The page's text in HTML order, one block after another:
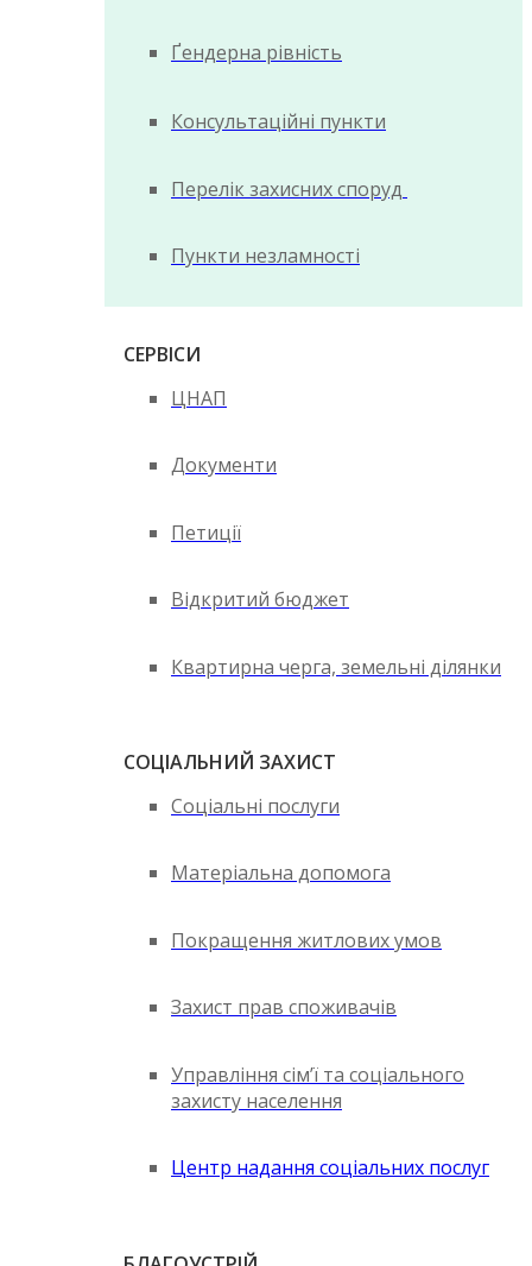
Ґендерна рівність
Консультаційні пункти
Перелік захисних споруд
Пункти незламності
СЕРВІСИ
ЦНАП
Документи
Петиції
Відкритий бюджет
Квартирна черга, земельні ділянки
СОЦІАЛЬНИЙ ЗАХИСТ
Соціальні послуги
Матеріальна допомога
Покращення житлових умов
Захист прав споживачів
Управління сім’ї та соціального
захисту населення
Центр надання соціальних послуг